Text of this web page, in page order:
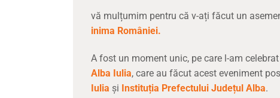
vă mulțumim pentru că v-ați făcut un
inima României.
A fost un moment unic, pe care l-am
Alba Iulia, care au făcut acest eveniment
Iulia și Instituția Prefectului Județul Alba.